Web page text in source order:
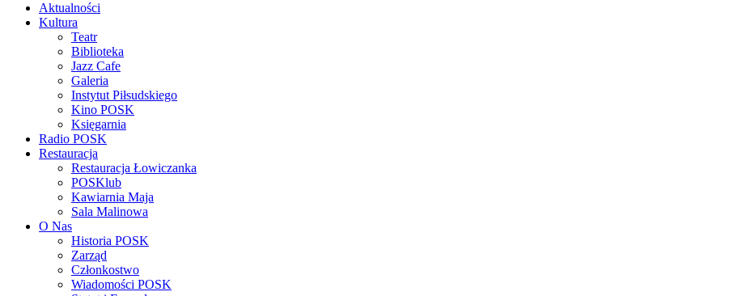
Aktualności
Kultura
Teatr
Biblioteka
Jazz Cafe
Galeria
Instytut Piłsudskiego
Kino POSK
Księgarnia
Radio POSK
Restauracja
Restauracja Łowiczanka
POSKlub
Kawiarnia Maja
Sala Malinowa
O Nas
Historia POSK
Zarząd
Członkostwo
Wiadomości POSK